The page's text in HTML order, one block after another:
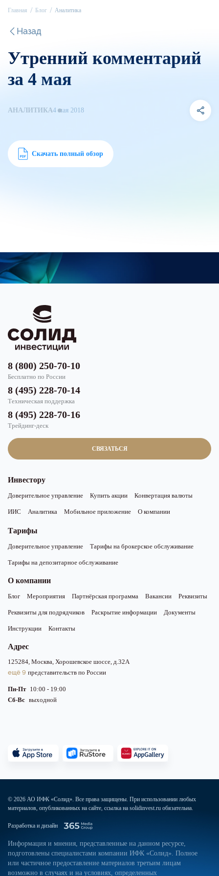
Главная Блог Аналитика
Назад
Утренний комментарий
за 4 мая
АНАЛИТИКА4 мая 2018
Скачать полный обзор
СВЯЗАТЬСЯ
8 (800) 250-70-10
Бесплатно по России
8 (495) 228-70-14
Техническая поддержка
8 (495) 228-70-16
Трейдинг-деск
Инвестору
Доверительное управление Купить акции Конвертация валюты
ИИС Аналитика Мобильное приложение О компании
Тарифы
Доверительное управление Тарифы на брокерское обслуживание
Тарифы на депозитарное обслуживание
О компании
Блог Мероприятия Партнёрская программа Вакансии Реквизиты
Реквизиты для подрядчиков Раскрытие информации Документы
Инструкции Контакты
Адрес
125284, Москва, Хорошевское шоссе, д.32А
ещё 9 представительств по России
Пн-Пт 10:00 - 19:00
Сб-Вс выходной
© 2026 АО ИФК «Солид». Все права защищены. При использовании любых
материалов, опубликованных на сайте, ссылка на solidinvest.ru обязательна.
Разработка и дизайн
Информация и мнения, представленные на данном ресурсе,
подготовлены специалистами компании ИФК «Солид». Полное
или частичное предоставление материалов третьим лицам
возможно в случаях и на условиях, определенных